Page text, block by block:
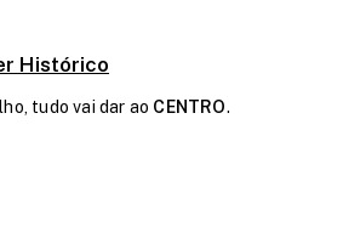
Histórico
tudo vai dar ao CENTRO.